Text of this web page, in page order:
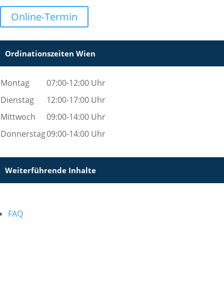
Online-Termin
Ordinationszeiten Wien
Montag
07:00-12:00 Uhr
Dienstag
12:00-17:00 Uhr
Mittwoch
09:00-14:00 Uhr
Donnerstag09:00-14:00 Uhr
Weiterführende Inhalte
FAQ